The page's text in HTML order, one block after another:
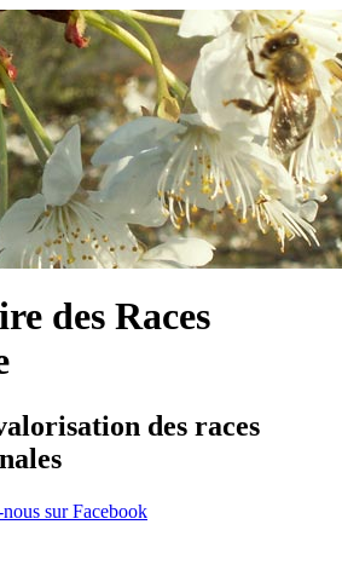
des Races
des races
sur Facebook